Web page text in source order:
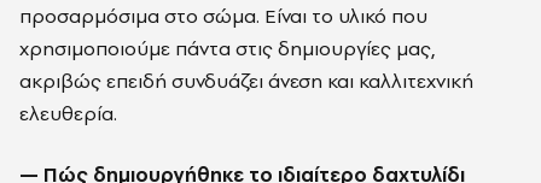
προσαρμόσιμα στο σώμα. Είναι το υλικό που
χρησιμοποιούμε πάντα στις δημιουργίες μας,
ακριβώς επειδή συνδυάζει άνεση και καλλιτεχνική
ελευθερία.
— Πώς δημιουργήθηκε το ιδιαίτερο δαχτυλίδι